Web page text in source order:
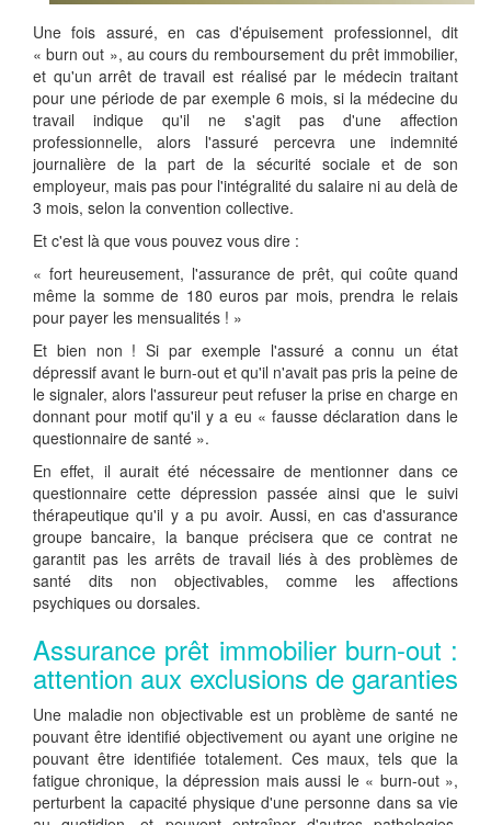
Une fois assuré, en cas d'épuisement professionnel, dit
« burn out », au cours du remboursement du prêt immobilier,
et qu'un arrêt de travail est réalisé par le médecin traitant
pour une période de par exemple 6 mois, si la médecine du
travail indique qu'il ne s'agit pas d'une affection
professionnelle, alors l'assuré percevra une indemnité
journalière de la part de la sécurité sociale et de son
employeur, mais pas pour l'intégralité du salaire ni au delà de
3 mois, selon la convention collective.
Et c'est là que vous pouvez vous dire :
« fort heureusement, l'assurance de prêt, qui coûte quand
même la somme de 180 euros par mois, prendra le relais
pour payer les mensualités ! »
Et bien non ! Si par exemple l'assuré a connu un état
dépressif avant le burn-out et qu'il n'avait pas pris la peine de
le signaler, alors l'assureur peut refuser la prise en charge en
donnant pour motif qu'il y a eu « fausse déclaration dans le
questionnaire de santé ».
En effet, il aurait été nécessaire de mentionner dans ce
questionnaire cette dépression passée ainsi que le suivi
thérapeutique qu'il y a pu avoir. Aussi, en cas d'assurance
groupe bancaire, la banque précisera que ce contrat ne
garantit pas les arrêts de travail liés à des problèmes de
santé dits non objectivables, comme les affections
psychiques ou dorsales.
Assurance prêt immobilier burn-out :
attention aux exclusions de garanties
Une maladie non objectivable est un problème de santé ne
pouvant être identifié objectivement ou ayant une origine ne
pouvant être identifiée totalement. Ces maux, tels que la
fatigue chronique, la dépression mais aussi le « burn-out »,
perturbent la capacité physique d'une personne dans sa vie